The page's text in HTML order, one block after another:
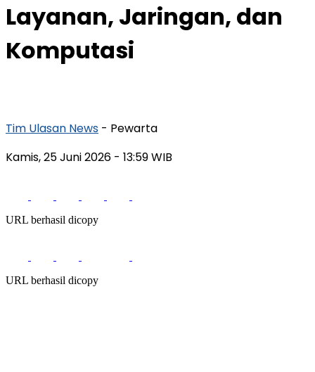
Layanan, Jaringan, dan
Komputasi
Tim Ulasan News - Pewarta
Kamis, 25 Juni 2026 - 13:59 WIB
URL berhasil dicopy
URL berhasil dicopy